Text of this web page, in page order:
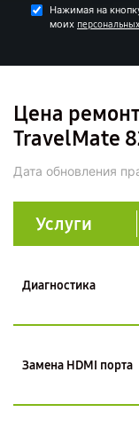
Нажимая на
моих
Цена
TravelMate
Дата обновления
Услуги
Диагностика
Замена HDMI порта